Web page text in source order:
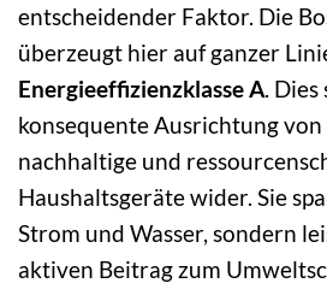
entscheidender Faktor. Die
überzeugt hier auf ganzer
Energieeffizienzklasse A.
konsequente Ausrichtung von
nachhaltige und
Haushaltsgeräte wider. Sie
Strom und Wasser, sondern
aktiven Beitrag zum